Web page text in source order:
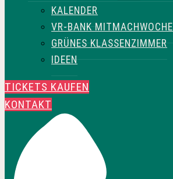
KALENDER
VR-BANK MITMACHWOCHE
GRÜNES KLASSENZIMMER
IDEEN
TICKETS KAUFEN
KONTAKT